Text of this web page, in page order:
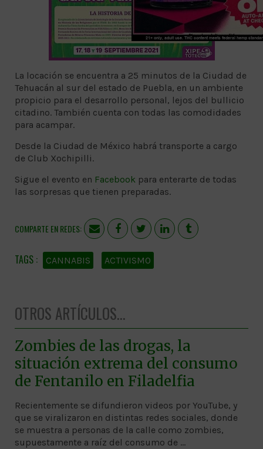
La locación se encuentra a 25 minutos de la Ciudad de
Tehuacán al sur del estado de Puebla, en un ambiente
propicio para el desarrollo personal, lejos del bullicio
citadino. También cuenta con todas las comodidades
para acampar.
Desde la Ciudad de México habrá transporte a cargo
de Club Xochipilli.
Sigue el evento en Facebook para enterarte de todas
las sorpresas que tienen preparadas.
COMPARTE EN REDES:
CANNABIS ACTIVISMO
OTROS ARTÍCULOS...
Zombies de las drogas, la
situación extrema del consumo
de Fentanilo en Filadelfia
Recientemente se difundieron videos por YouTube, y
que se viralizaron en distintas redes sociales, donde
se muestra a personas de la calle como zombies,
supuestamente a raíz del consumo de …